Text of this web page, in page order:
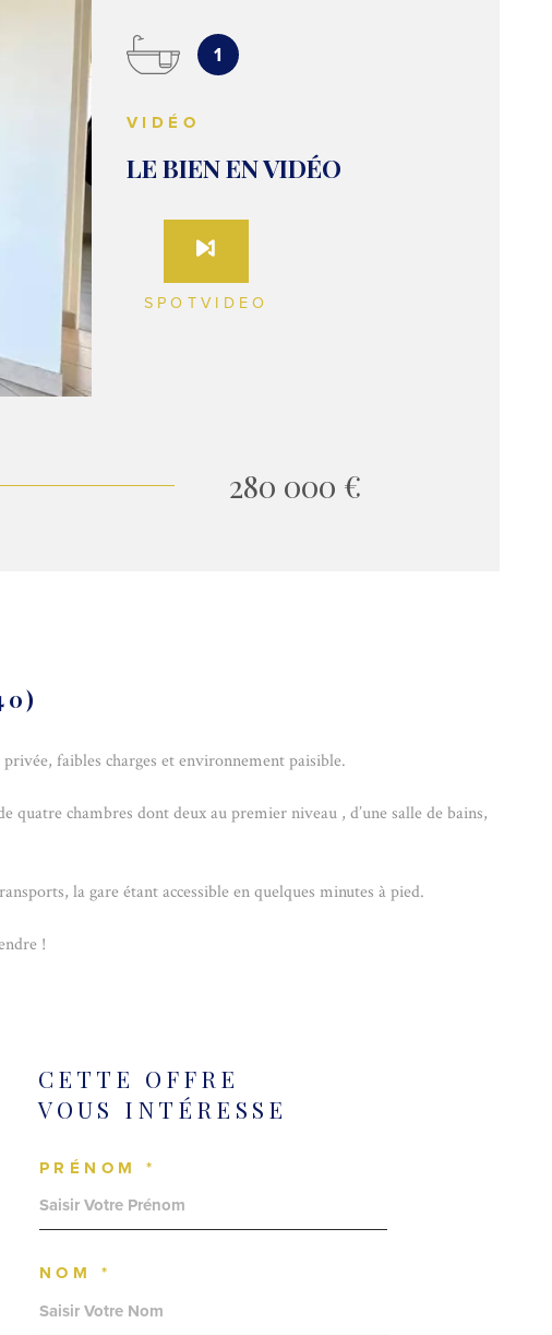
1
VIDÉO
LE BIEN EN VIDÉO
SPOTVIDEO
280 000 €
faibles charges et environnement paisible.
quatre chambres dont deux au premier niveau , d’une salle de bains,
la gare étant accessible en quelques minutes à pied.
!
CETTE OFFRE
VOUS INTÉRESSE
PRÉNOM *
NOM *